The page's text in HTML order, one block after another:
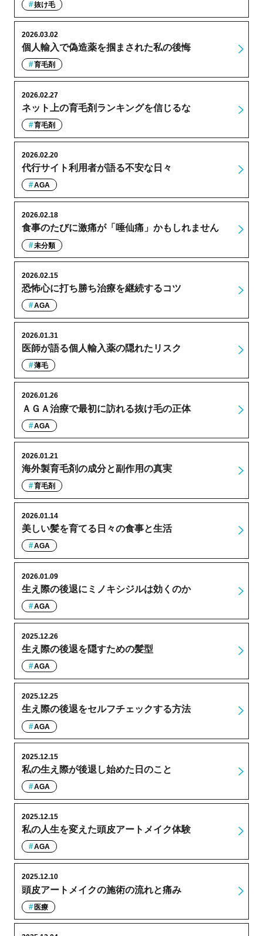
抜け毛
個人輸入で偽造薬を掴まされた私の後悔
2026.03.02
育毛剤
ネット上の育毛剤ランキングを信じるな
2026.02.27
育毛剤
代行サイト利用者が語る不安な日々
2026.02.20
AGA
食事のたびに激痛が「唾仙痛」かもしれません
2026.02.18
未分類
恐怖心に打ち勝ち治療を継続するコツ
2026.02.15
AGA
医師が語る個人輸入薬の隠れたリスク
2026.01.31
薄毛
ＡＧＡ治療で最初に訪れる抜け毛の正体
2026.01.26
AGA
海外製育毛剤の成分と副作用の真実
2026.01.21
育毛剤
美しい髪を育てる日々の食事と生活
2026.01.14
AGA
生え際の後退にミノキシジルは効くのか
2026.01.09
AGA
生え際の後退を隠すための髪型
2025.12.26
AGA
生え際の後退をセルフチェックする方法
2025.12.25
AGA
私の生え際が後退し始めた日のこと
2025.12.15
AGA
私の人生を変えた頭皮アートメイク体験
2025.12.15
AGA
頭皮アートメイクの施術の流れと痛み
2025.12.10
医療